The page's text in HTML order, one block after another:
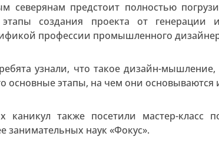
северянам предстоит полностью
создания проекта от генерации
профессии промышленного
узнали, что такое дизайн-
основные этапы, на чем они основываются
каникул также посетили мастер-класс
занимательных наук «Фокус».